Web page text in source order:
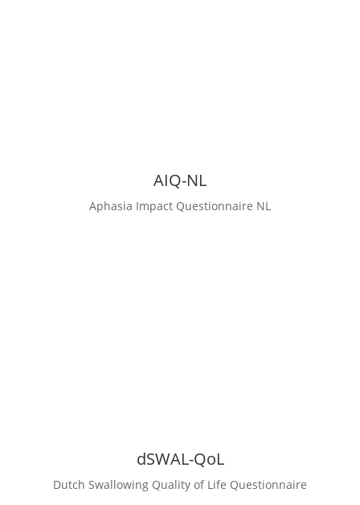
AIQ-NL
Aphasia Impact Questionnaire NL
dSWAL-QoL
Dutch Swallowing Quality of Life Questionnaire